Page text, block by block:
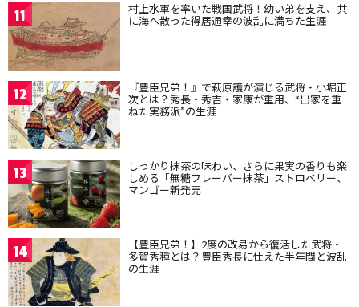
11 村上水軍を率いた戦国武将！幼い弟を支え、共
に海へ散った得居通幸の波乱に満ちた生涯
12 『豊臣兄弟！』で萩原護が演じる武将・小堀正
次とは？秀長・秀吉・家康が重用、“出家を重
ねた実務派”の生涯
13 しっかり抹茶の味わい、さらに果実の香りも楽
しめる「無糖フレーバー抹茶」ストロベリー、
マンゴー新発売
14 【豊臣兄弟！】2度の改易から復活した武将・
多賀秀種とは？豊臣秀長に仕えた半年間と波乱
の生涯